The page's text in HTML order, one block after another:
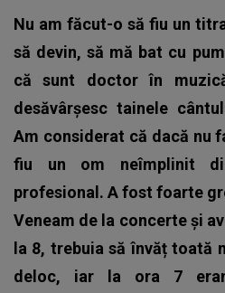
Nu am făcut-o să fiu un
să devin, să mă bat cu
că sunt doctor în
desăvârșesc tainele
Am considerat că dacă nu
fiu un om neîmplinit
profesional. A fost foarte
Veneam de la concerte și
la 8, trebuia să învăț toată
deloc, iar la ora 7